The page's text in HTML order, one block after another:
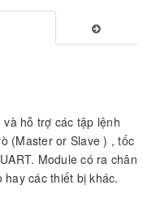
hỗ trợ các tập lệnh
(Master or Slave ) , tốc
Module có ra chân
hay các thiết bị khác.